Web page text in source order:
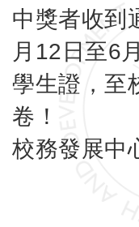
中獎者收到
月12日至6
學生證，至
卷！
校務發展中